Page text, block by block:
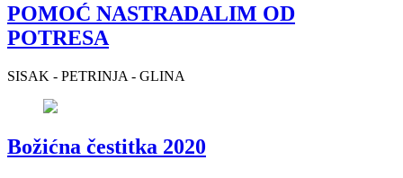
POMOĆ NASTRADALIM OD
POTRESA
SISAK - PETRINJA - GLINA
Božićna čestitka 2020